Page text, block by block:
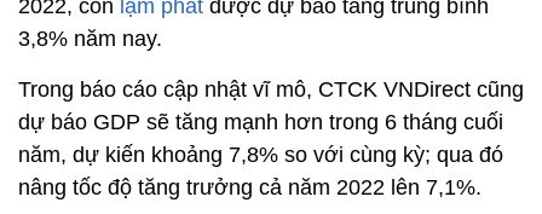
2022, còn lạm phát được dự báo tăng trung bình
3,8% năm nay.
Trong báo cáo cập nhật vĩ mô, CTCK VNDirect cũng
dự báo GDP sẽ tăng mạnh hơn trong 6 tháng cuối
năm, dự kiến khoảng 7,8% so với cùng kỳ; qua đó
nâng tốc độ tăng trưởng cả năm 2022 lên 7,1%.